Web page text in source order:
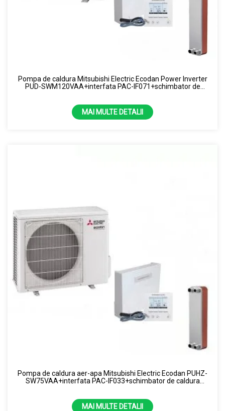
Pompa de caldura Mitsubishi Electric Ecodan Power Inverter
PUD-SWM120VAA+interfata PAC-IF071+schimbator de
MAI MULTE DETALII
Pompa de caldura aer-apa Mitsubishi Electric Ecodan PUHZ-
SW75VAA+interfata PAC-IF033+schimbator de caldura
MAI MULTE DETALII